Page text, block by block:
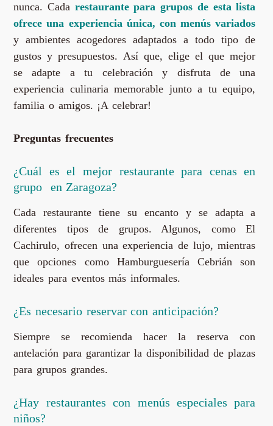
nunca. Cada restaurante para grupos de esta lista
ofrece una experiencia única, con menús variados
y ambientes acogedores adaptados a todo tipo de
gustos y presupuestos. Así que, elige el que mejor
se adapte a tu celebración y disfruta de una
experiencia culinaria memorable junto a tu equipo,
familia o amigos. ¡A celebrar!
Preguntas frecuentes
¿Cuál es el mejor restaurante para cenas en
grupo en Zaragoza?
Cada restaurante tiene su encanto y se adapta a
diferentes tipos de grupos. Algunos, como El
Cachirulo, ofrecen una experiencia de lujo, mientras
que opciones como Hamburguesería Cebrián son
ideales para eventos más informales.
¿Es necesario reservar con anticipación?
Siempre se recomienda hacer la reserva con
antelación para garantizar la disponibilidad de plazas
para grupos grandes.
¿Hay restaurantes con menús especiales para
niños?